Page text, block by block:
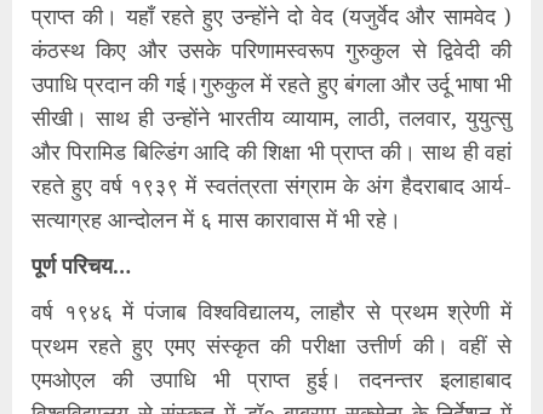
प्राप्त की। यहाँ रहते हुए उन्होंने दो वेद (यजुर्वेद और सामवेद )
कंठस्थ किए और उसके परिणामस्वरूप गुरुकुल से द्विवेदी की
उपाधि प्रदान की गई।गुरुकुल में रहते हुए बंगला और उर्दू भाषा भी
सीखी। साथ ही उन्होंने भारतीय व्यायाम, लाठी, तलवार, युयुत्सु
और पिरामिड बिल्डिंग आदि की शिक्षा भी प्राप्त की। साथ ही वहां
रहते हुए वर्ष १९३९ में स्वतंत्रता संग्राम के अंग हैदराबाद आर्य-
सत्याग्रह आन्दोलन में ६ मास कारावास में भी रहे।
पूर्ण परिचय…
वर्ष १९४६ में पंजाब विश्वविद्यालय, लाहौर से प्रथम श्रेणी में
प्रथम रहते हुए एमए संस्कृत की परीक्षा उत्तीर्ण की। वहीं से
एमओएल की उपाधि भी प्राप्त हुई। तदनन्तर इलाहाबाद